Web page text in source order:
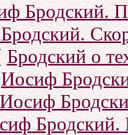
Бродский.
Бродский о
Иосиф
Иосиф
Бродский.